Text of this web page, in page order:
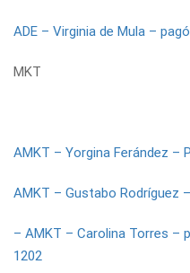
ADE – Virginia de Mula –
MKT
AMKT – Yorgina Ferández –
AMKT – Gustabo Rodríguez
– AMKT – Carolina Torres –
1202